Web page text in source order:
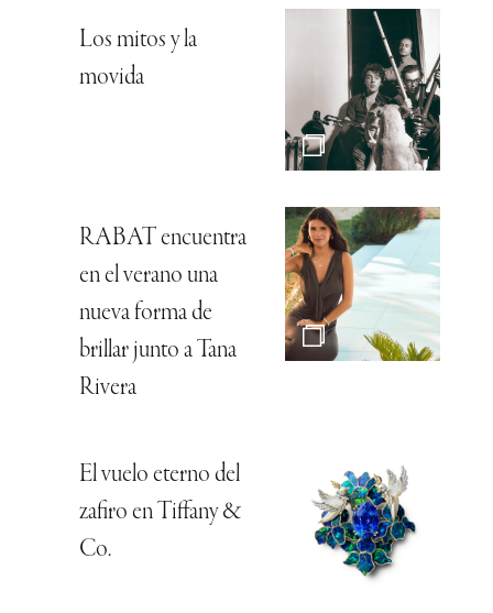
Los mitos y la
movida
RABAT encuentra
en el verano una
nueva forma de
brillar junto a Tana
Rivera
El vuelo eterno del
zafiro en Tiffany &
Co.